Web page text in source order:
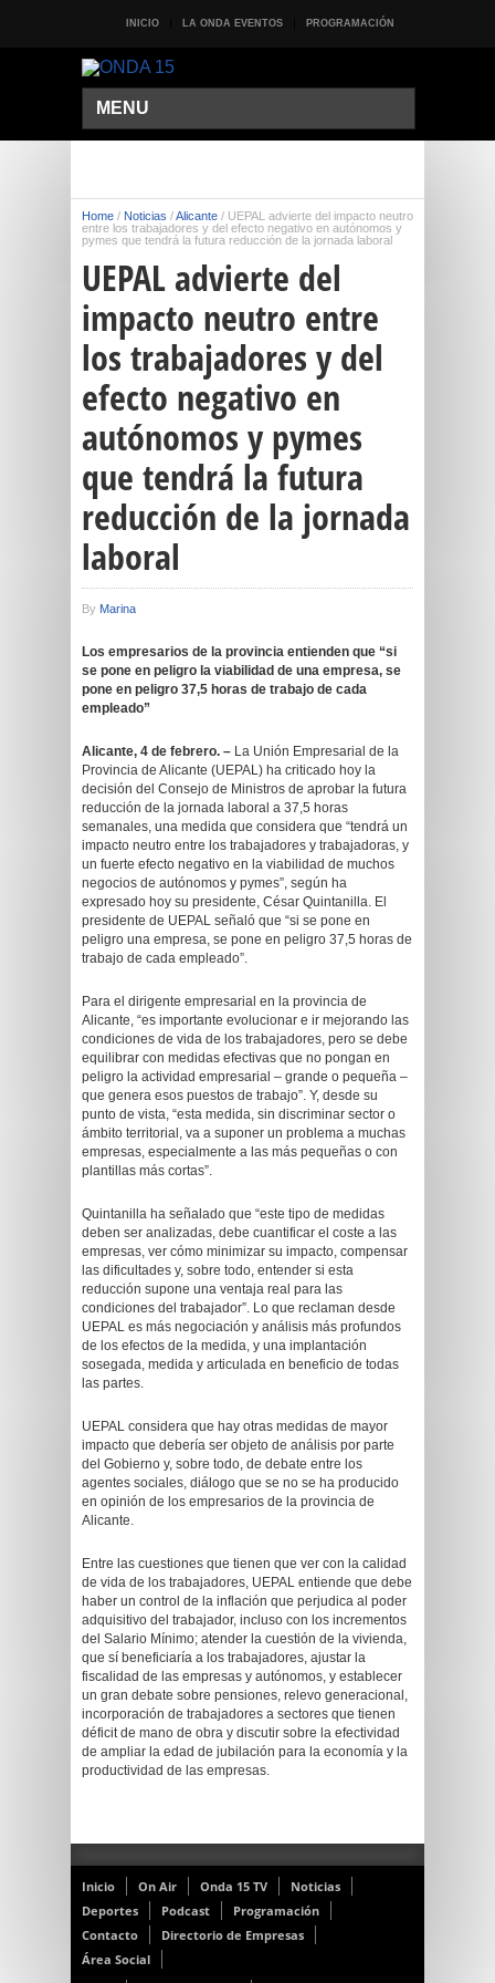
INICIO LA ONDA EVENTOS PROGRAMACIÓN
MENU
Home / Noticias /Alicante / UEPAL advierte del impacto neutro
entre los trabajadores y del efecto negativo en autónomos y
pymes que tendrá la futura reducción de la jornada laboral
UEPAL advierte del
impacto neutro entre
los trabajadores y del
efecto negativo en
autónomos y pymes
que tendrá la futura
reducción de la jornada
laboral
By Marina
Los empresarios de la provincia entienden que “si
se pone en peligro la viabilidad de una empresa, se
pone en peligro 37,5 horas de trabajo de cada
empleado”
Alicante, 4 de febrero. – La Unión Empresarial de la
Provincia de Alicante (UEPAL) ha criticado hoy la
decisión del Consejo de Ministros de aprobar la futura
reducción de la jornada laboral a 37,5 horas
semanales, una medida que considera que “tendrá un
impacto neutro entre los trabajadores y trabajadoras, y
un fuerte efecto negativo en la viabilidad de muchos
negocios de autónomos y pymes”, según ha
expresado hoy su presidente, César Quintanilla. El
presidente de UEPAL señaló que “si se pone en
peligro una empresa, se pone en peligro 37,5 horas de
trabajo de cada empleado”.
Para el dirigente empresarial en la provincia de
Alicante, “es importante evolucionar e ir mejorando las
condiciones de vida de los trabajadores, pero se debe
equilibrar con medidas efectivas que no pongan en
peligro la actividad empresarial – grande o pequeña –
que genera esos puestos de trabajo”. Y, desde su
punto de vista, “esta medida, sin discriminar sector o
ámbito territorial, va a suponer un problema a muchas
empresas, especialmente a las más pequeñas o con
plantillas más cortas”.
Quintanilla ha señalado que “este tipo de medidas
deben ser analizadas, debe cuantificar el coste a las
empresas, ver cómo minimizar su impacto, compensar
las dificultades y, sobre todo, entender si esta
reducción supone una ventaja real para las
condiciones del trabajador”. Lo que reclaman desde
UEPAL es más negociación y análisis más profundos
de los efectos de la medida, y una implantación
sosegada, medida y articulada en beneficio de todas
las partes.
UEPAL considera que hay otras medidas de mayor
impacto que debería ser objeto de análisis por parte
del Gobierno y, sobre todo, de debate entre los
agentes sociales, diálogo que se no se ha producido
en opinión de los empresarios de la provincia de
Alicante.
Entre las cuestiones que tienen que ver con la calidad
de vida de los trabajadores, UEPAL entiende que debe
haber un control de la inflación que perjudica al poder
adquisitivo del trabajador, incluso con los incrementos
del Salario Mínimo; atender la cuestión de la vivienda,
que sí beneficiaría a los trabajadores, ajustar la
fiscalidad de las empresas y autónomos, y establecer
un gran debate sobre pensiones, relevo generacional,
incorporación de trabajadores a sectores que tienen
déficit de mano de obra y discutir sobre la efectividad
de ampliar la edad de jubilación para la economía y la
productividad de las empresas.
Inicio On Air Onda 15 TV
Noticias
Deportes
Podcast
Programación
Contacto
Directorio de Empresas
Área Social